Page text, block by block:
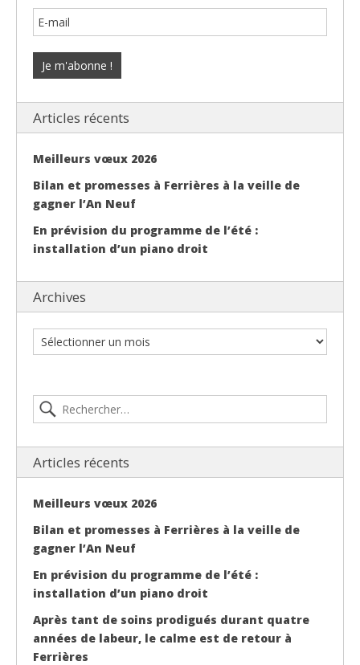
Articles récents
Meilleurs vœux 2026
Bilan et promesses à Ferrières à la veille de
gagner l’An Neuf
En prévision du programme de l’été :
installation d’un piano droit
Archives
Articles récents
Meilleurs vœux 2026
Bilan et promesses à Ferrières à la veille de
gagner l’An Neuf
En prévision du programme de l’été :
installation d’un piano droit
Après tant de soins prodigués durant quatre
années de labeur, le calme est de retour à
Ferrières